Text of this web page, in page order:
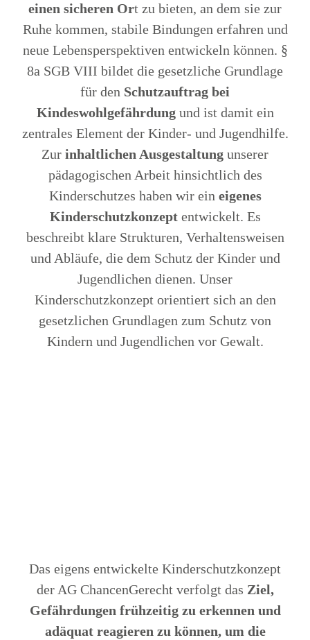
einen sicheren Ort zu bieten, an dem sie zur
Ruhe kommen, stabile Bindungen erfahren und
neue Lebensperspektiven entwickeln können. §
8a SGB VIII bildet die gesetzliche Grundlage
für den Schutzauftrag bei
Kindeswohlgefährdungund ist damit ein
zentrales Element der Kinder- und Jugendhilfe.
Zur inhaltlichen Ausgestaltung unserer
pädagogischen Arbeit hinsichtlich des
Kinderschutzes haben wir ein eigenes
Kinderschutzkonzeptentwickelt. Es
beschreibt klare Strukturen, Verhaltensweisen
und Abläufe, die dem Schutz der Kinder und
Jugendlichen dienen. Unser
Kinderschutzkonzept orientiert sich an den
gesetzlichen Grundlagen zum Schutz von
Kindern und Jugendlichen vor Gewalt.
Das eigens entwickelte Kinderschutzkonzept
der AG ChancenGerecht verfolgt das Ziel,
Gefährdungen frühzeitig zu erkennen und
adäquat reagieren zu können, um die